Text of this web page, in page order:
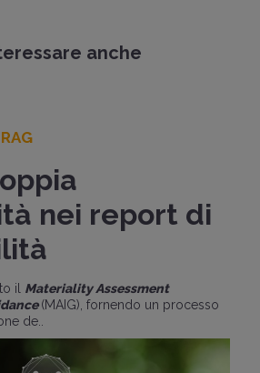
anche
nei report di
il Materiality Assessment
(MAIG), fornendo un processo
de..